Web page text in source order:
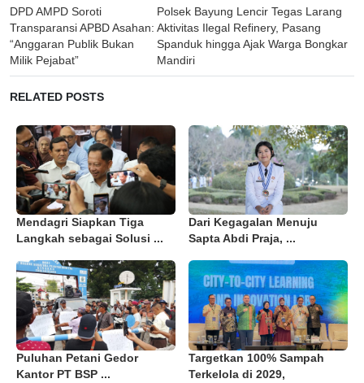
Post
navigation
DPD AMPD Soroti
Transparansi APBD Asahan:
“Anggaran Publik Bukan
Milik Pejabat”
Polsek Bayung Lencir Tegas Larang
Aktivitas Ilegal Refinery, Pasang
Spanduk hingga Ajak Warga Bongkar
Mandiri
RELATED POSTS
Mendagri Siapkan Tiga
Langkah sebagai Solusi ...
Dari Kegagalan Menuju
Sapta Abdi Praja, ...
Puluhan Petani Gedor
Kantor PT BSP ...
Targetkan 100% Sampah
Terkelola di 2029,